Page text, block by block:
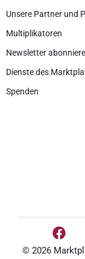
Unsere Partner und
Multiplikatoren
Newsletter
Dienste des
Spenden
© 2026